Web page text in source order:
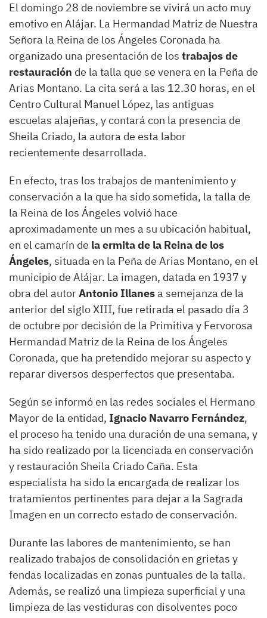
El domingo 28 de noviembre se vivirá un acto muy
emotivo en Alájar. La Hermandad Matriz de Nuestra
Señora la Reina de los Ángeles Coronada ha
organizado una presentación de los trabajos de
restauración de la talla que se venera en la Peña de
Arias Montano. La cita será a las 12.30 horas, en el
Centro Cultural Manuel López, las antiguas
escuelas alajeñas, y contará con la presencia de
Sheila Criado, la autora de esta labor
recientemente desarrollada.
En efecto, tras los trabajos de mantenimiento y
conservación a la que ha sido sometida, la talla de
la Reina de los Ángeles volvió hace
aproximadamente un mes a su ubicación habitual,
en el camarín de la ermita de la Reina de los
Ángeles, situada en la Peña de Arias Montano, en el
municipio de Alájar. La imagen, datada en 1937 y
obra del autorAntonio Illanesa semejanza de la
anterior del siglo XIII, fue retirada el pasado día 3
de octubre por decisión de la Primitiva y Fervorosa
Hermandad Matriz de la Reina de los Ángeles
Coronada, que ha pretendido mejorar su aspecto y
reparar diversos desperfectos que presentaba.
Según se informó en las redes sociales el Hermano
Mayor de la entidad, Ignacio Navarro Fernández,
el proceso ha tenido una duración de una semana, y
ha sido realizado por la licenciada en conservación
y restauración Sheila Criado Caña. Esta
especialista ha sido la encargada de realizar los
tratamientos pertinentes para dejar a la Sagrada
Imagen en un correcto estado de conservación.
Durante las labores de mantenimiento, se han
realizado trabajos de consolidación en grietas y
fendas localizadas en zonas puntuales de la talla.
Además, se realizó una limpieza superficial y una
limpieza de las vestiduras con disolventes poco